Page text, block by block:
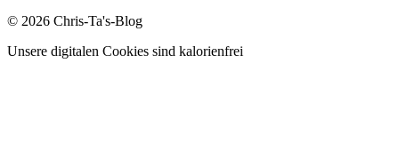
© 2026 Chris-Ta's-Blog
Unsere digitalen Cookies sind kalorienfrei